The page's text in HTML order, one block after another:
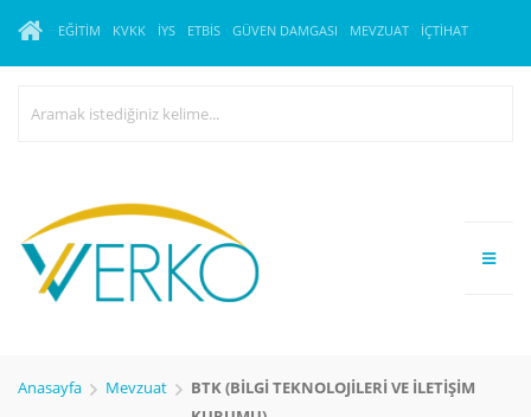
EĞITIM KVKK İYS ETBİS GÜVEN DAMGASI MEVZUAT İÇTIHAT
Anasayfa Mevzuat
BTK (BİLGİ TEKNOLOJİLERİ VE İLETİŞİM